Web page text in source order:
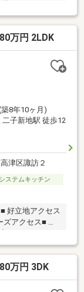
、二子玉川まで
。大変丁寧にお
状態も良好で
万円 2LDK
8年10ヶ月)
子新地駅 徒歩12
津区諏訪２
システムキッチン
好立地アクセス
アクセス■ 天
シブルな間取り
実の設備仕様
玄関土間■ 豊
技場も身近■ 人
二子玉川・溝の
万円 3DK